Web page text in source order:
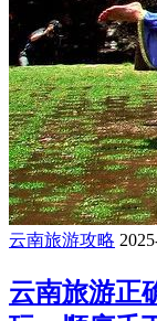
云南旅游攻略
云南旅游正